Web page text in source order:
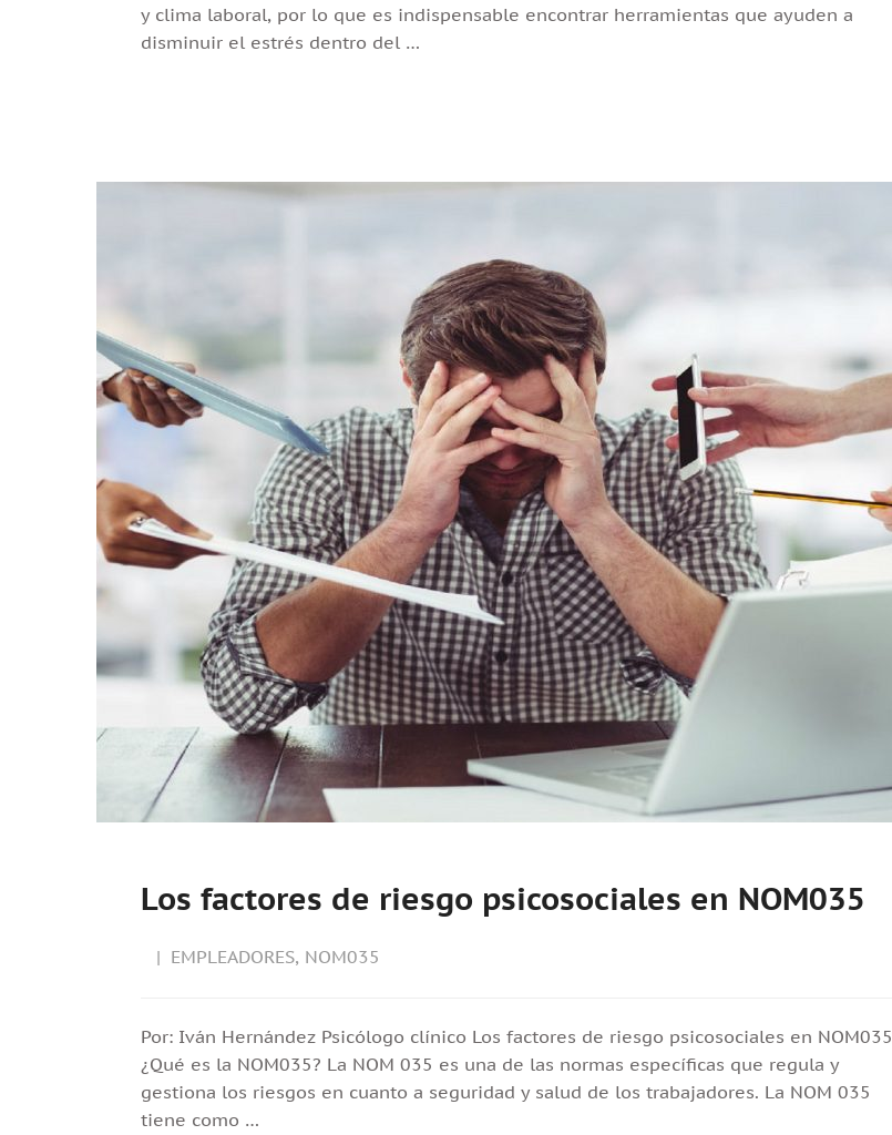
y clima laboral, por lo que es indispensable encontrar herramientas que ayuden a
disminuir el estrés dentro del …
Los factores de riesgo psicosociales en NOM035
EMPLEADORES, NOM035
Por: Iván Hernández Psicólogo clínico Los factores de riesgo psicosociales en NOM035
¿Qué es la NOM035? La NOM 035 es una de las normas específicas que regula y
gestiona los riesgos en cuanto a seguridad y salud de los trabajadores. La NOM 035
tiene como …